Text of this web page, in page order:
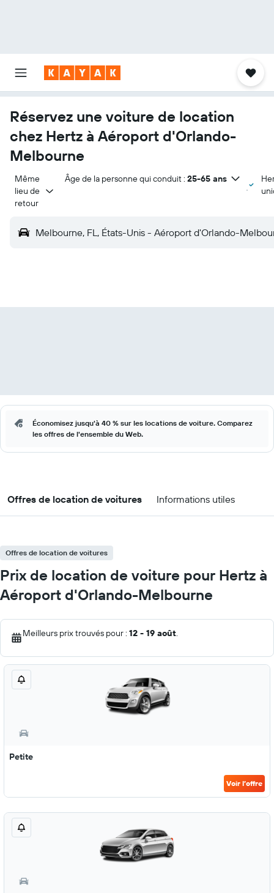
Réservez une voiture de location
chez Hertz à Aéroport d'Orlando-
Melbourne
Même
lieu de
retour
Âge de la personne qui conduit : 25-65 ans
Melbourne, FL, États-Unis - Aéroport d'Orlando-
Économisez jusqu'à 40 % sur les locations de voiture. Comparez
les offres de l'ensemble du Web.
Offres de location de voitures Informations utiles
Offres de location de voitures
Prix de location de voiture pour Hertz à
Aéroport d'Orlando-Melbourne
Meilleurs prix trouvés pour : 12 - 19 août.
Petite
Voir l’offre